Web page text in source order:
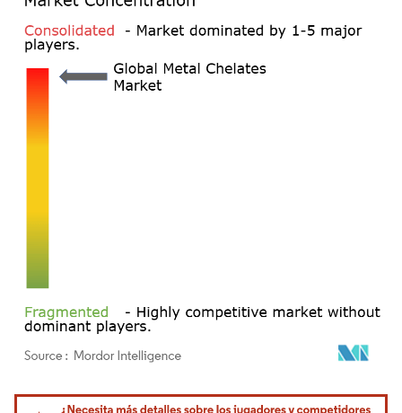
Imagen © Mordor Intelligence. El uso requiere atribución según CC BY 4.0.